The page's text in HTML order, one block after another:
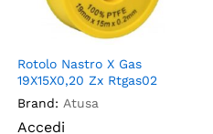
Rotolo Nastro X Gas
19X15X0,20 Zx Rtgas02
Brand: Atusa
Accedi